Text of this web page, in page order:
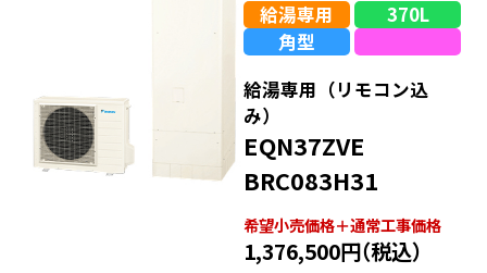
給湯専用
370L
角型
給湯専用（リモコン込
み）
EQN37ZVE
BRC083H31
希望⼩売価格＋通常⼯事価格
1,376,500円（税込）